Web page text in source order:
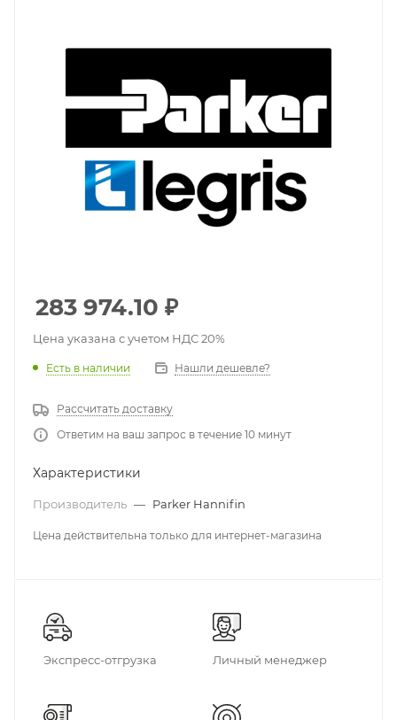
283 974.10 ₽
Цена указана с учетом НДС 20%
Есть в наличии Нашли дешевле?
Рассчитать доставку
Ответим на ваш запрос в течение 10 минут
Характеристики
Производитель — Parker Hannifin
Цена действительна только для интернет-магазина
Экспресс-отгрузка Личный менеджер